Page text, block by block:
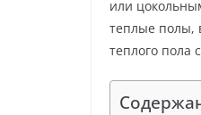
или
теплые полы,
теплого пола